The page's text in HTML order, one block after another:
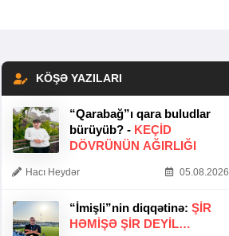
KÖŞƏ YAZILARI
“Qarabağ”ı qara buludlar
bürüyüb? - KEÇID
DÖVRÜNÜN AĞIRLIĞI
Hacı Heydər 05.08.2026
“İmişli”nin diqqətinə: ŞIR
HƏMIŞƏ ŞIR DEYIL…